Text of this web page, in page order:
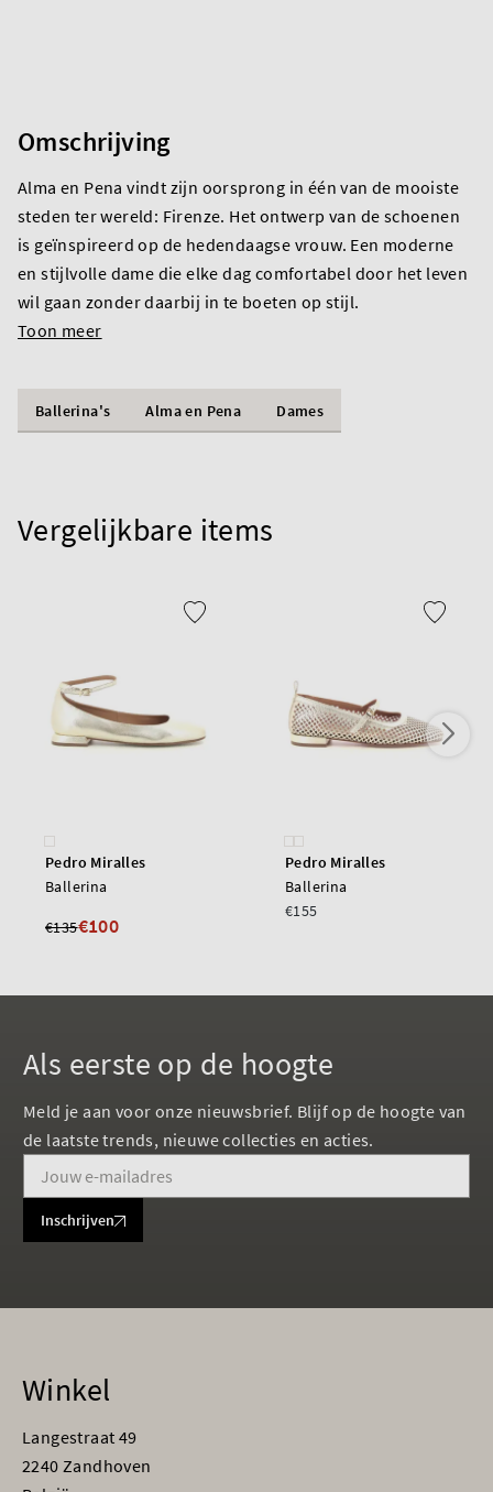
Omschrijving
Alma en Pena vindt zijn oorsprong in één van de mooiste
steden ter wereld: Firenze. Het ontwerp van de schoenen
is geïnspireerd op de hedendaagse vrouw. Een moderne
en stijlvolle dame die elke dag comfortabel door het leven
wil gaan zonder daarbij in te boeten op stijl.
Toon meer
Ballerina's Alma en Pena Dames
Vergelijkbare items
Pedro Miralles
Ballerina
€135€100
Pedro Miralles
Ballerina
€155
Als eerste op de hoogte
Meld je aan voor onze nieuwsbrief. Blijf op de hoogte van
de laatste trends, nieuwe collecties en acties.
Inschrijven
Winkel
Langestraat 49
2240 Zandhoven